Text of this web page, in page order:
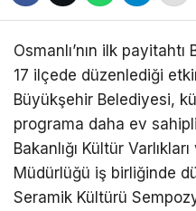
Osmanlı’nın ilk payitahtı
17 ilçede düzenlediği
Büyükşehir Belediyesi,
programa daha ev
Bakanlığı Kültür
Müdürlüğü iş birliğinde
Seramik Kültürü